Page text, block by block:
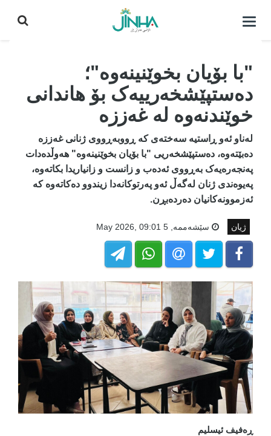
كردنه‌وه‌ی
"با بۆیان بخوێنینەوە"؛
دەستپێشخەرییەک بۆ هاندانی
خوێندنەوە لە غەززە
لەناو ئەو ڕاستیە سەختەی کە ڕووبەڕووی ژنانی غەززە
دەبێتەوە، دەستپێشخەریی "با بۆیان بخوێنینەوە" هەوڵدەدات
پەنجەرەیەک بەڕووی ئەدەب و زانست و زانیاریدا بکاتەوە،
پەیوەندی ژنان لەگەڵ ئەو پەرتوکانەدا زیندوو دەکاتەوە کە
ئەزموونەکانیان دەردەبڕن.
ژیان سێشه‌ممه‌, 5 May 2026, 09:01
ڕەفیف ئیسلیم